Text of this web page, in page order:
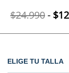
$24.990-
ELIGE TU TALLA